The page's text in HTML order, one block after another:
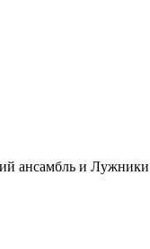
ансамбль и Лужники